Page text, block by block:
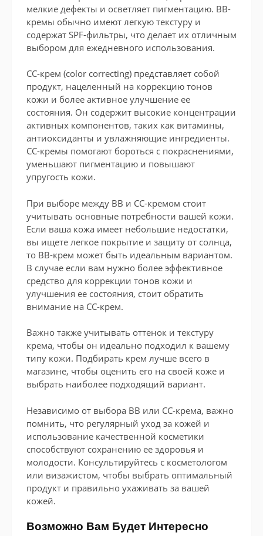
мелкие дефекты и осветляет пигментацию. BB-
кремы обычно имеют легкую текстуру и
содержат SPF-фильтры, что делает их отличным
выбором для ежедневного использования.
CC-крем (color correcting) представляет собой
продукт, нацеленный на коррекцию тонов
кожи и более активное улучшение ее
состояния. Он содержит высокие концентрации
активных компонентов, таких как витамины,
антиоксиданты и увлажняющие ингредиенты.
CC-кремы помогают бороться с покраснениями,
уменьшают пигментацию и повышают
упругость кожи.
При выборе между BB и CC-кремом стоит
учитывать основные потребности вашей кожи.
Если ваша кожа имеет небольшие недостатки,
вы ищете легкое покрытие и защиту от солнца,
то BB-крем может быть идеальным вариантом.
В случае если вам нужно более эффективное
средство для коррекции тонов кожи и
улучшения ее состояния, стоит обратить
внимание на CC-крем.
Важно также учитывать оттенок и текстуру
крема, чтобы он идеально подходил к вашему
типу кожи. Подбирать крем лучше всего в
магазине, чтобы оценить его на своей коже и
выбрать наиболее подходящий вариант.
Независимо от выбора BB или CC-крема, важно
помнить, что регулярный уход за кожей и
использование качественной косметики
способствуют сохранению ее здоровья и
молодости. Консультируйтесь с косметологом
или визажистом, чтобы выбрать оптимальный
продукт и правильно ухаживать за вашей
кожей.
Возможно Вам Будет Интересно